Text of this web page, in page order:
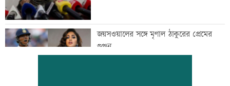
জয়সওয়ালের সঙ্গে মৃণাল ঠাকুরের প্রেমের
গুঞ্জন